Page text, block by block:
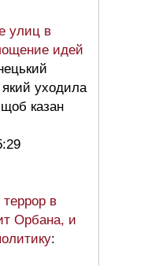
улиц в
идей
уходила
казан
в
Орбана, и
: